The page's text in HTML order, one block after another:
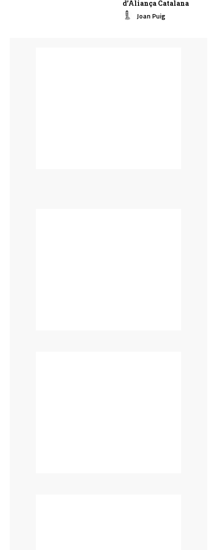
d’Aliança Catalana
Joan Puig